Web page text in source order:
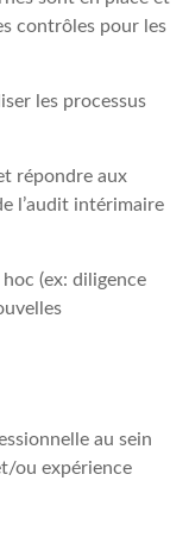
contrôles pour les
les processus
répondre aux
l’audit intérimaire
(ex: diligence
au sein
ou expérience